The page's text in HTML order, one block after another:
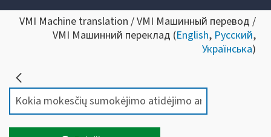
VMI Machine translation / VMI Машинный перевод /
VMI Машинний переклад (English, Русский,
Українська)